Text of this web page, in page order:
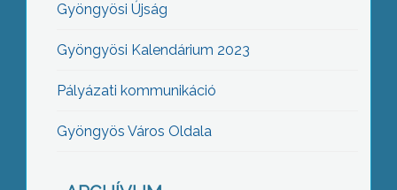
Gyöngyösi Újság
Gyöngyösi Kalendárium 2023
Pályázati kommunikáció
Gyöngyös Város Oldala